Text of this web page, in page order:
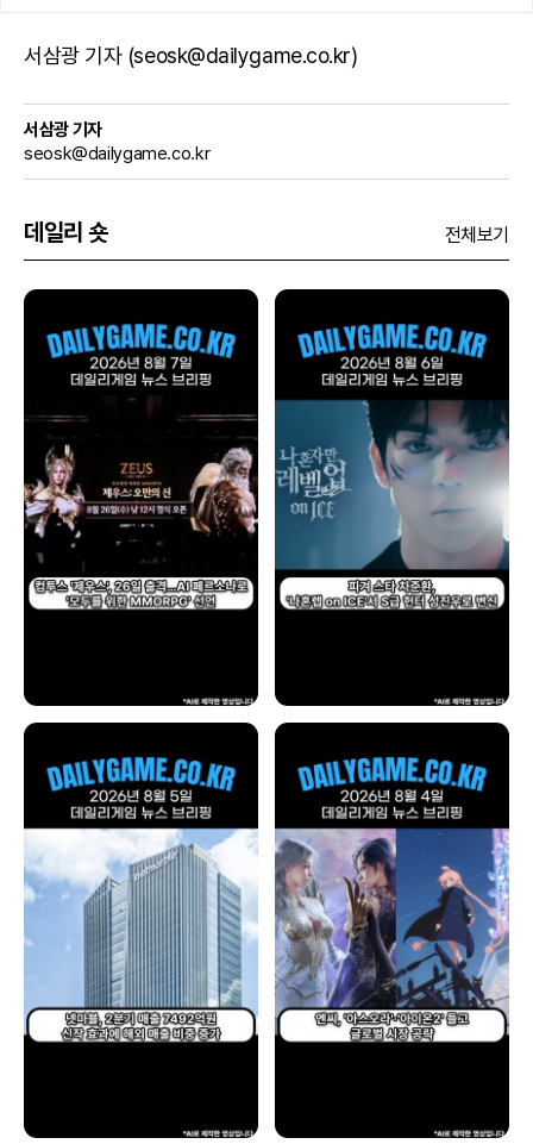
서삼광 기자 (seosk@dailygame.co.kr)
서삼광 기자
seosk@dailygame.co.kr
데일리 숏 전체보기